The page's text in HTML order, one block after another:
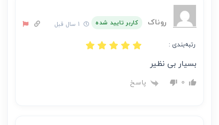
روناک کاربر تایید شده
رتبه‌بندی :
بسیار بی نظیر
0 پاسخ